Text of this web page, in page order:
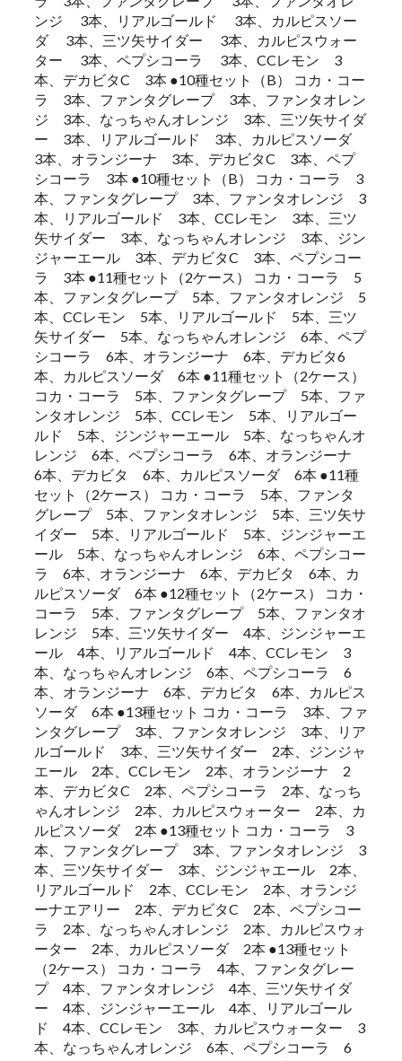
ンジ 3本、リアルゴールド 3本、カルピスソー
ダ 3本、三ツ矢サイダー 3本、カルピスウォー
ター 3本、ペプシコーラ 3本、CCレモン 3
本、デカビタC 3本 ●10種セット（B） コカ・コー
ラ 3本、ファンタグレープ 3本、ファンタオレン
ジ 3本、なっちゃんオレンジ 3本、三ツ矢サイダ
ー 3本、リアルゴールド 3本、カルピスソーダ
3本、オランジーナ 3本、デカビタC 3本、ペプ
シコーラ 3本 ●10種セット（B） コカ・コーラ 3
本、ファンタグレープ 3本、ファンタオレンジ 3
本、リアルゴールド 3本、CCレモン 3本、三ツ
矢サイダー 3本、なっちゃんオレンジ 3本、ジン
ジャーエール 3本、デカビタC 3本、ペプシコー
ラ 3本 ●11種セット（2ケース） コカ・コーラ 5
本、ファンタグレープ 5本、ファンタオレンジ 5
本、CCレモン 5本、リアルゴールド 5本、三ツ
矢サイダー 5本、なっちゃんオレンジ 6本、ペプ
シコーラ 6本、オランジーナ 6本、デカビタ6
本、カルピスソーダ 6本 ●11種セット（2ケース）
コカ・コーラ 5本、ファンタグレープ 5本、ファ
ンタオレンジ 5本、CCレモン 5本、リアルゴー
ルド 5本、ジンジャーエール 5本、なっちゃんオ
レンジ 6本、ペプシコーラ 6本、オランジーナ
6本、デカビタ 6本、カルピスソーダ 6本 ●11種
セット（2ケース） コカ・コーラ 5本、ファンタ
グレープ 5本、ファンタオレンジ 5本、三ツ矢サ
イダー 5本、リアルゴールド 5本、ジンジャーエ
ール 5本、なっちゃんオレンジ 6本、ペプシコー
ラ 6本、オランジーナ 6本、デカビタ 6本、カ
ルピスソーダ 6本 ●12種セット（2ケース） コカ・
コーラ 5本、ファンタグレープ 5本、ファンタオ
レンジ 5本、三ツ矢サイダー 4本、ジンジャーエ
ール 4本、リアルゴールド 4本、CCレモン 3
本、なっちゃんオレンジ 6本、ペプシコーラ 6
本、オランジーナ 6本、デカビタ 6本、カルピス
ソーダ 6本 ●13種セット コカ・コーラ 3本、ファ
ンタグレープ 3本、ファンタオレンジ 3本、リア
ルゴールド 3本、三ツ矢サイダー 2本、ジンジャ
エール 2本、CCレモン 2本、オランジーナ 2
本、デカビタC 2本、ペプシコーラ 2本、なっち
ゃんオレンジ 2本、カルピスウォーター 2本、カ
ルピスソーダ 2本 ●13種セット コカ・コーラ 3
本、ファンタグレープ 3本、ファンタオレンジ 3
本、三ツ矢サイダー 3本、ジンジャエール 2本、
リアルゴールド 2本、CCレモン 2本、オランジ
ーナエアリー 2本、デカビタC 2本、ペプシコー
ラ 2本、なっちゃんオレンジ 2本、カルピスウォ
ーター 2本、カルピスソーダ 2本 ●13種セット
（2ケース） コカ・コーラ 4本、ファンタグレー
プ 4本、ファンタオレンジ 4本、三ツ矢サイダ
ー 4本、ジンジャーエール 4本、リアルゴール
ド 4本、CCレモン 3本、カルピスウォーター 3
本、なっちゃんオレンジ 6本、ペプシコーラ 6